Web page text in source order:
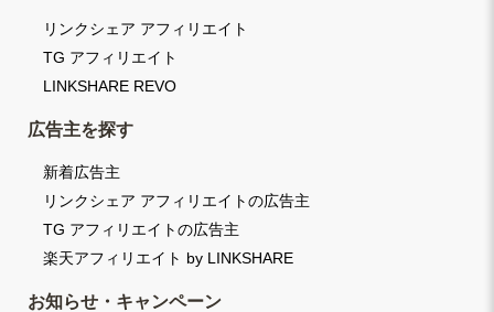
リンクシェア アフィリエイト
TG アフィリエイト
LINKSHARE REVO
広告主を探す
新着広告主
リンクシェア アフィリエイトの広告主
TG アフィリエイトの広告主
楽天アフィリエイト by LINKSHARE
お知らせ・キャンペーン